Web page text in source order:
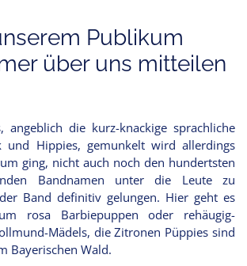
Publikum
über uns mitteilen
angeblich die kurz-knackige sprachliche
und Hippies, gemunkelt wird allerdings
ging, nicht auch noch den hundertsten
Bandnamen unter die Leute zu
Band definitiv gelungen. Hier geht es
rosa Barbiepuppen oder rehäugig-
Mädels, die Zitronen Püppies sind
Bayerischen Wald.